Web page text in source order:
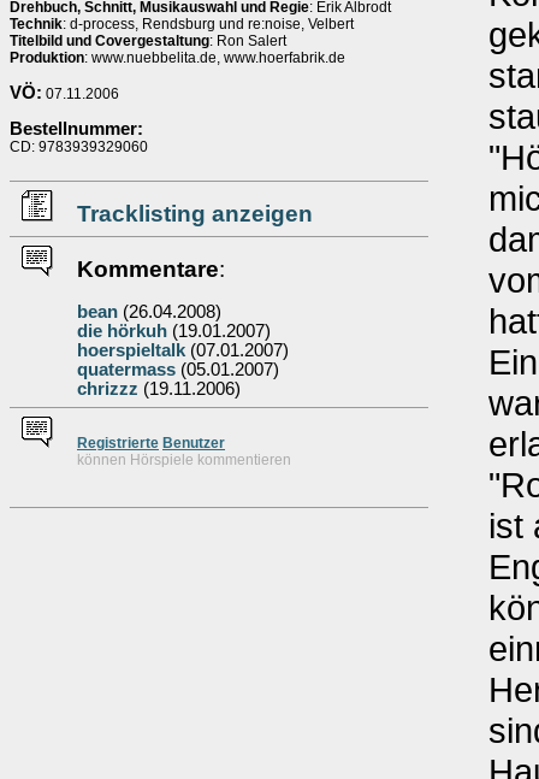
Drehbuch, Schnitt, Musikauswahl und Regie: Erik Albrodt
Technik: d-process, Rendsburg und re:noise, Velbert
Titelbild und Covergestaltung: Ron Salert
Produktion: www.nuebbelita.de, www.hoerfabrik.de
VÖ: 07.11.2006
Bestellnummer:
CD: 9783939329060
Tracklisting anzeigen
Kommentare:
bean (26.04.2008)
die hörkuh (19.01.2007)
hoerspieltalk (07.01.2007)
quatermass (05.01.2007)
chrizzz (19.11.2006)
Registrierte Benutzer
können Hörspiele kommentieren
ist